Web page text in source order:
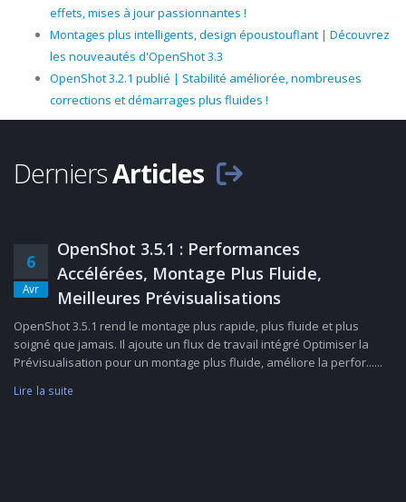
effets, mises à jour passionnantes !
Montages plus intelligents, design époustouflant | Découvrez
les nouveautés d'OpenShot 3.3
OpenShot 3.2.1 publié | Stabilité améliorée, nombreuses
corrections et démarrages plus fluides !
DerniersArticles
6
Avr
OpenShot 3.5.1 : Performances
Accélérées, Montage Plus Fluide,
Meilleures Prévisualisations
OpenShot 3.5.1 rend le montage plus rapide, plus fluide et plus
soigné que jamais. Il ajoute un flux de travail intégré Optimiser la
Prévisualisation pour un montage plus fluide, améliore la perfor......
Lire la suite